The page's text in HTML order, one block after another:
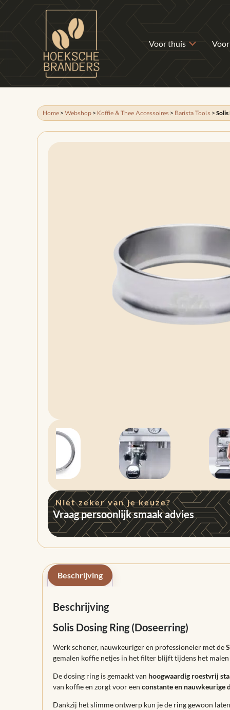
Voor thuis
Home > Webshop > Koffie & Thee Accessoires > Barista Tools >
Niet zeker van je keuze?
Vraag persoonlijk smaak advies
Beschrijving
Beschrijving
Solis Dosing Ring (Doseerring)
Werk schoner, nauwkeuriger en professioneler met de
gemalen koffie netjes in het filter blijft tijdens het malen
De dosing ring is gemaakt van hoogwaardig roestvrij
van koffie en zorgt voor een constante en nauwkeurige
Dankzij het slimme ontwerp kun je de ring gewoon